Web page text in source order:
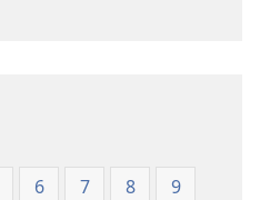
6 7 8
9